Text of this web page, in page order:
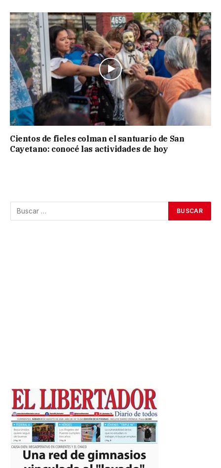
Cientos de fieles colman el santuario de San
Cayetano: conocé las actividades de hoy